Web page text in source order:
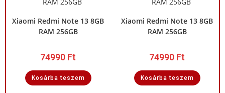
Xiaomi Redmi Note 13 8GB
RAM 256GB
74990 Ft
Kosárba teszem
Xiaomi Redmi Note 13 8GB
RAM 256GB
74990 Ft
Kosárba teszem